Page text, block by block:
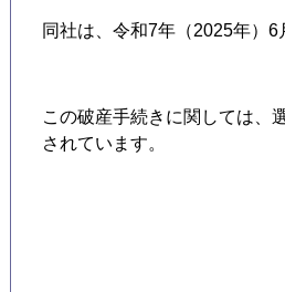
同社は、令和7年（2025年）6
この破産手続きに関しては、
されています。